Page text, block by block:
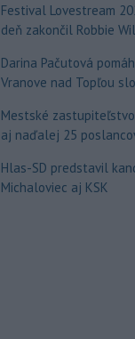
Festival Lovestream
deň zakončil Robbie
Darina Pačutová
Vranove nad Topľou
Mestské
aj naďalej 25
Hlas-SD predstavil
Michaloviec aj KSK